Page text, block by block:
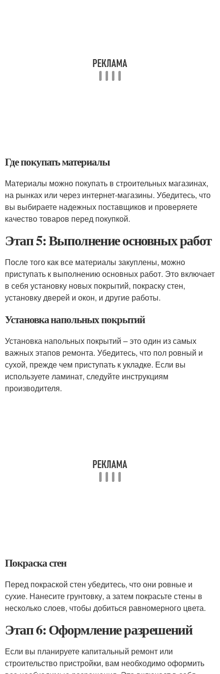
Где покупать материалы
Материалы можно покупать в строительных магазинах,
на рынках или через интернет-магазины. Убедитесь, что
вы выбираете надежных поставщиков и проверяете
качество товаров перед покупкой.
Этап 5: Выполнение основных работ
После того как все материалы закуплены, можно
приступать к выполнению основных работ. Это включает
в себя установку новых покрытий, покраску стен,
установку дверей и окон, и другие работы.
Установка напольных покрытий
Установка напольных покрытий – это один из самых
важных этапов ремонта. Убедитесь, что пол ровный и
сухой, прежде чем приступать к укладке. Если вы
используете ламинат, следуйте инструкциям
производителя.
Покраска стен
Перед покраской стен убедитесь, что они ровные и
сухие. Нанесите грунтовку, а затем покрасьте стены в
несколько слоев, чтобы добиться равномерного цвета.
Этап 6: Оформление разрешений
Если вы планируете капитальный ремонт или
строительство пристройки, вам необходимо оформить